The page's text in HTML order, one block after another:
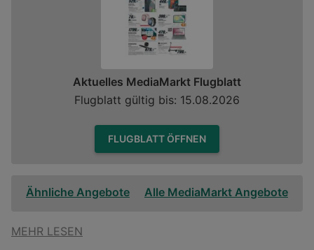
Aktuelles MediaMarkt Flugblatt
Flugblatt gültig bis: 15.08.2026
FLUGBLATT ÖFFNEN
Ähnliche Angebote Alle MediaMarkt Angebote
MEHR LESEN